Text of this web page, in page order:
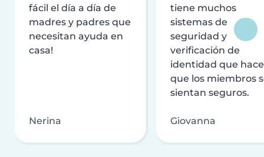
fácil el día a día de
madres y padres que
necesitan ayuda en
casa!
Nerina
tiene muchos
sistemas de
seguridad y
verificación de
identidad que
que los miembros
sientan seguros.
Giovanna